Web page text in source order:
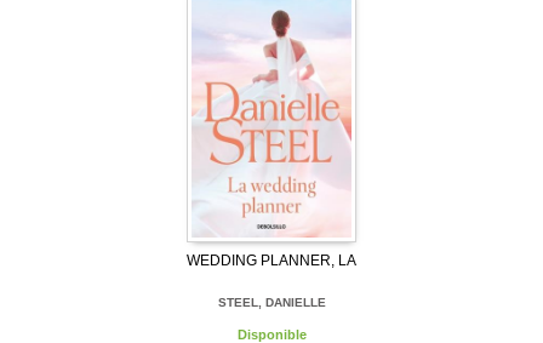
WEDDING PLANNER, LA
STEEL, DANIELLE
Disponible